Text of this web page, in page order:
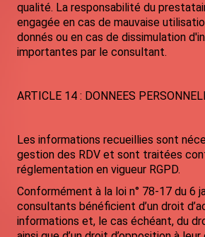
qualité. La responsabilité du
engagée en cas de mauvaise
donnés ou en cas de dissimulation
importantes par le consultant.
ARTICLE 14 : DONNEES
Les informations recueillies sont
gestion des RDV et sont traitées
réglementation en vigueur RGPD.
Conformément à la loi n° 78-17 du 6
consultants bénéficient d’un droit
informations et, le cas échéant, du